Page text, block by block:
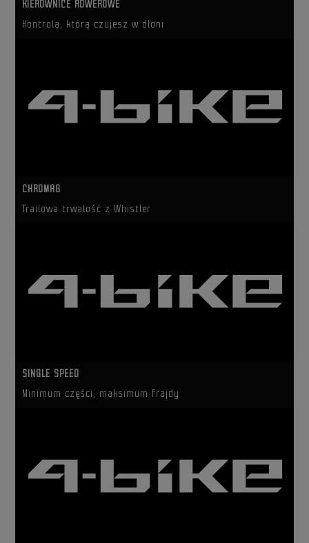
KIEROWNICE ROWEROWE
Kontrola, którą czujesz w dłoni
CHROMAG
Trailowa trwałość z Whistler
SINGLE SPEED
Minimum części, maksimum frajdy